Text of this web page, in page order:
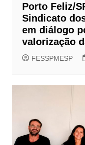
Porto Feliz/
Sindicato
em diálogo
valorização
FESSPMESP